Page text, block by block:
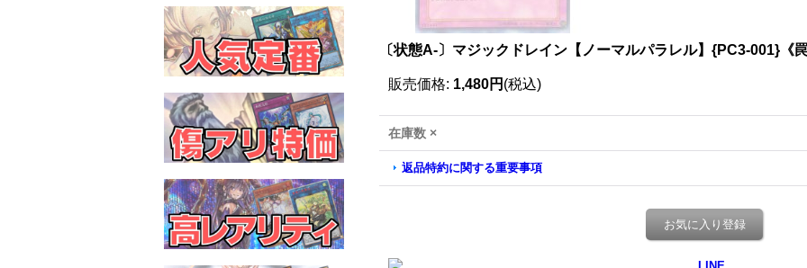
〔状態A-〕マジックドレイン【ノーマルパラレル】{PC3-001}《
販売価格: 1,480円 (税込)
在庫数 ×
返品特約に関する重要事項
お気に入り登録